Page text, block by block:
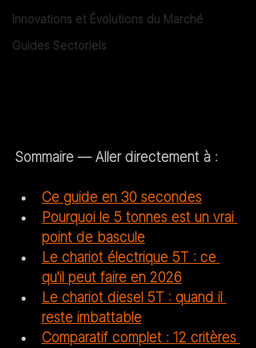
Innovations et Évolutions du Marché
Guides Sectoriels
Sommaire — Aller directement à :
Ce guide en 30 secondes
Pourquoi le 5 tonnes est un vrai
point de bascule
Le chariot électrique 5T : ce
qu'il peut faire en 2026
Le chariot diesel 5T : quand il
reste imbattable
Comparatif complet : 12 critères